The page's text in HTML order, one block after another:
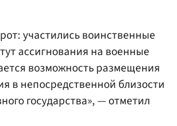
участились воинственные
ассигнования на военные
возможность размещения
в непосредственной близости
государства», — отметил